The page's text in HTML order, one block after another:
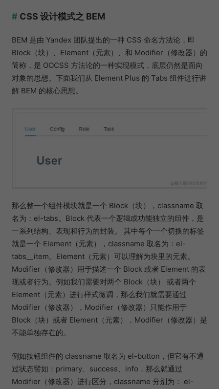
CSS 设计模式之 BEM
BEM 是由 Yandex 团队提出的一种 CSS 命名方法论，即
Block（块）、Element（元素）、和 Modifier（修改器）的
简称，是 OOCSS 方法论的一种实现模式，底层仍然是面向
对象的思想。下面我们从 Element Plus 的 Tabs 组件进行讲
解 BEM 的核心思想。
那么整一个组件模块就是一个 Block（块），classname 取
名为：el-tabs。Block 代表一个逻辑或功能独立的组件，是
一系列结构、表现和行为的封装。 其中每个一个切换的标签
就是一个 Element（元素），classname 取名为：el-
tabs__item。Element（元素）可以理解为块里的元素。
Modifier（修改器）用于描述一个 Block 或者 Element 的表
现或者行为。例如我们需要对两个 Block（块） 或者两个
Element（元素）进行样式微调，那么我们就需要通过
Modifier（修改器），Modifier（修改器）只能作用于
Block（块）或者 Element（元素），Modifier（修改器）是
不能单独存在的。
例如按钮组件的 classname 取名为 el-button，但它有不通
过状态譬如：primary、success、info，那么就通过
Modifier（修改器）进行区分，classname 分别为： el-